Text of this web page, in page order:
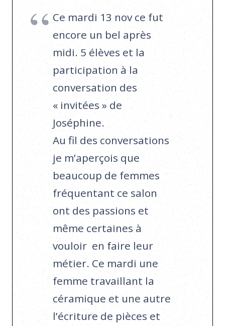
Ce mardi 13 nov ce fut
encore un bel après
midi. 5 élèves et la
participation à la
conversation des
« invitées » de
Joséphine.
Au fil des conversations
je m’aperçois que
beaucoup de femmes
fréquentant ce salon
ont des passions et
même certaines à
vouloir en faire leur
métier. Ce mardi une
femme travaillant la
céramique et une autre
l’écriture de pièces et